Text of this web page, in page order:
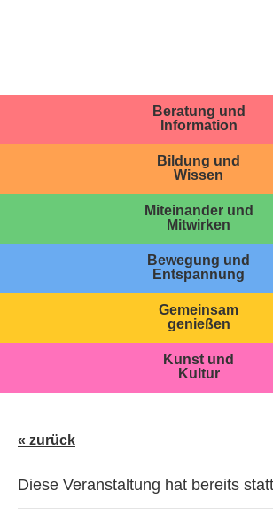
Beratung und
Information
Bildung und
Wissen
Miteinander und
Mitwirken
Bewegung und
Entspannung
Gemeinsam
genießen
Kunst und
Kultur
« zurück
Diese Veranstaltung hat bereits